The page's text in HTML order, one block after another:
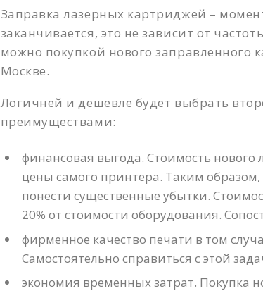
Заправка лазерных картриджей –
заканчивается, это не зависит от
можно покупкой нового
Москве.
Логичней и дешевле будет выбрать
преимуществами:
финансовая выгода. Стоимость
цены самого принтера. Таким
понести существенные убытки.
20% от стоимости оборудования.
фирменное качество печати в том
Самостоятельно справиться с этой
экономия временных затрат. Покупка